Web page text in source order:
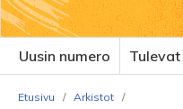
Uusin numero
Etusivu / Arkistot /